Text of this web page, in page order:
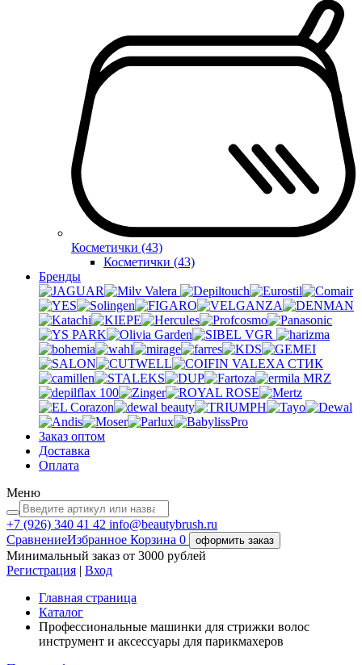
Косметички (43)
Косметички (43)
Бренды
Valera
VGR
VALEXA СТИК
MRZ
Заказ оптом
Доставка
Оплата
Меню
+7 (926) 340 41 42 info@beautybrush.ru
СравнениеИзбранное Корзина 0 оформить заказ
Минимальный заказ от 3000 рублей
Регистрация | Вход
Главная страница
Каталог
Профессиональные машинки для стрижки волос
инструмент и аксессуары для парикмахеров